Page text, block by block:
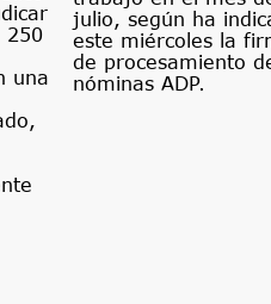
250
una
julio, según ha
este miércoles la
de procesamiento
nóminas ADP.